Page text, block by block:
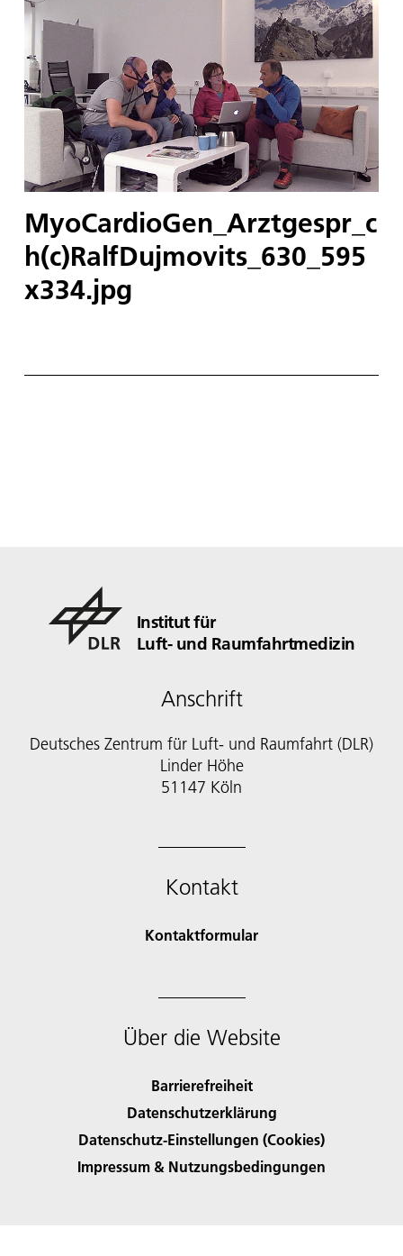
MyoCardioGen_Arztgespr_c
h(c)RalfDujmovits_630_595
x334.jpg
Institut für
Luft- und Raumfahrtmedizin
Anschrift
Deutsches Zentrum für Luft- und Raumfahrt (DLR)
Linder Höhe
51147 Köln
Kontakt
Kontaktformular
Über die Website
Barrierefreiheit
Datenschutzerklärung
Datenschutz-Einstellungen (Cookies)
Impressum & Nutzungsbedingungen